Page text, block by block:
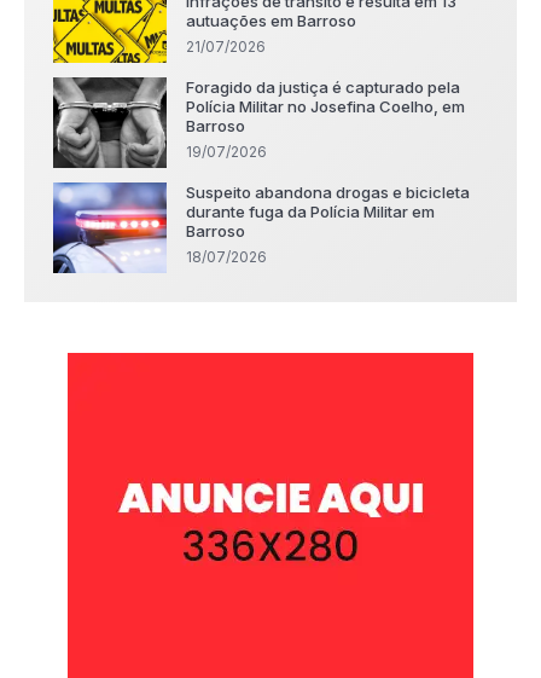
autuações em Barroso
21/07/2026
Foragido da justiça é capturado pela
Polícia Militar no Josefina Coelho, em
Barroso
19/07/2026
Suspeito abandona drogas e bicicleta
durante fuga da Polícia Militar em
Barroso
18/07/2026